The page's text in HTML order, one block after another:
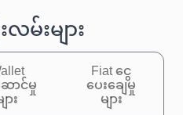
မ်းများ
ာင်မှု
ား
Fiat ငွေ
ပေးချေမှု
များ